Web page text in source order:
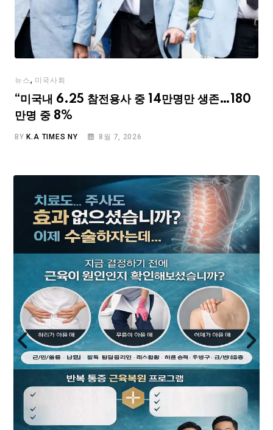
뉴스, 미국사회
“미국내 6.25 참전용사 중 14만명만 생존…180
만명 중 8%
BY K.A TIMES NY 8월 7, 2026